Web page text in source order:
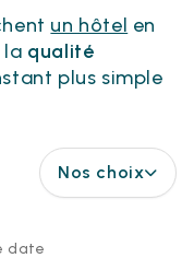
un hôtel en
la qualité
plus simple
Nos choix
date